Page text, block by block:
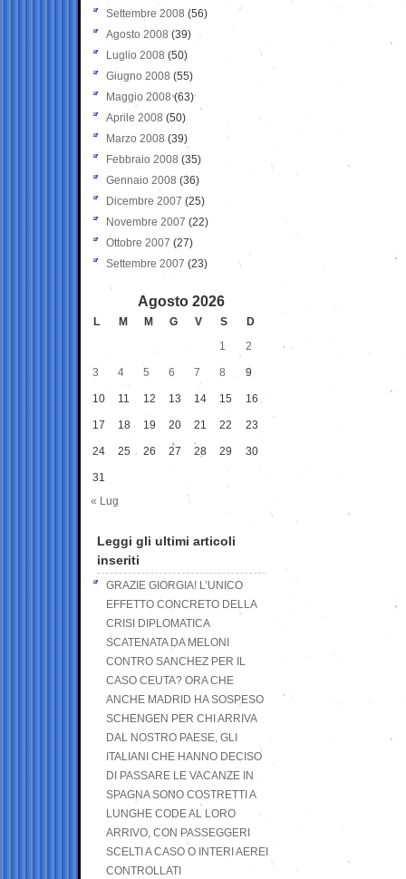
Settembre 2008 (56)
Agosto 2008 (39)
Luglio 2008 (50)
Giugno 2008 (55)
Maggio 2008(63)
Aprile 2008 (50)
Marzo 2008 (39)
Febbraio 2008 (35)
Gennaio 2008 (36)
Dicembre 2007 (25)
Novembre 2007 (22)
Ottobre 2007 (27)
Settembre 2007 (23)
Agosto 2026
L M M G V S
D
1
2
3 4 5 6 7 8 9
10 11 12 13 14 15 16
17 18 19 20 21 22 23
24 25 26 27 28 29 30
31
« Lug
Leggi gli ultimi articoli
inseriti
GRAZIE GIORGIA! L’UNICO
EFFETTO CONCRETO DELLA
CRISI DIPLOMATICA
SCATENATA DA MELONI
CONTRO SANCHEZ PER IL
CASO CEUTA? ORA CHE
ANCHE MADRID HA SOSPESO
SCHENGEN PER CHI ARRIVA
DAL NOSTRO PAESE, GLI
ITALIANI CHE HANNO DECISO
DI PASSARE LE VACANZE IN
SPAGNA SONO COSTRETTI A
LUNGHE CODE AL LORO
ARRIVO, CON PASSEGGERI
SCELTI A CASO O INTERI AEREI
CONTROLLATI